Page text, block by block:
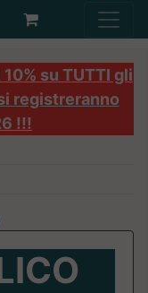
su TUTTI gli
registreranno
!!!